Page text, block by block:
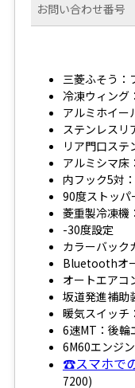
お問い合わせ番号
三菱ふそう：
冷凍ウィング
アルミホイー
ステンレスリ
リア門口ステ
アルミシマ床
内フック5対
90度ストッパ
菱重製冷凍機
-30度設定
カラーバック
Bluetoothオ
オートエアコ
坂道発進補助
暖気スイッチ
6速MT：後輪
6M60エンジ
☎スマホで
7200)